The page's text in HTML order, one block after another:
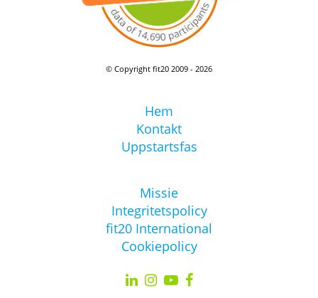
© Copyright fit20 2009 - 2026
Hem
Kontakt
Uppstartsfas
Missie
Integritetspolicy
fit20 International
Cookiepolicy